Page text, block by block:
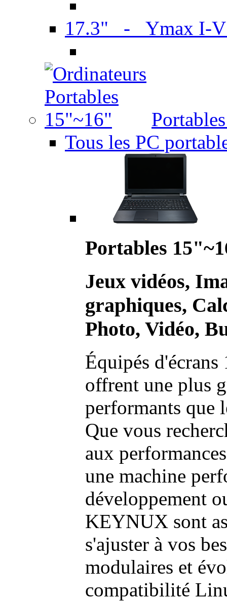
17.3" - Ymax I-
Tous les PC
Portables
Jeux vidéos,
graphiques,
Photo, Vidéo,
Équipés
offrent une plus
performants que
Que vous
aux
une machine
développement
KEYNUX sont
s'ajuster à vos
modulaires et
compatibilité